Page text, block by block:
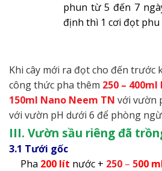
phun từ 5 đến 7
định thì 1 cơi đọt
Khi cây mới ra đọt cho đến trước
công thức pha thêm 250 –
150ml Nano Neem TN với vườn
với vườn pH dưới 6 để phòng
III. Vườn sầu riêng đã
3.1 Tưới gốc
Pha 200 lít nước + 250– 500